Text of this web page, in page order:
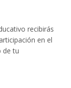
recibirás
en el
de tu